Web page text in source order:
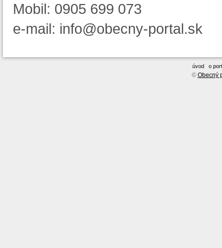
Mobil: 0905 699 073
e-mail: info@obecny-portal.sk
úvod o
© Obecný